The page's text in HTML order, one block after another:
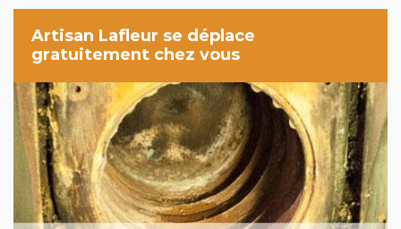
Artisan Lafleur se déplace
gratuitement chez vous